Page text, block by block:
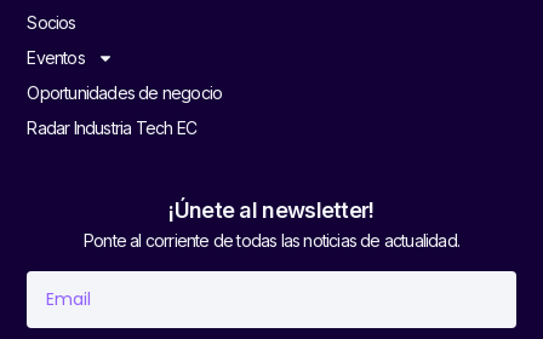
Socios
Eventos
Oportunidades de negocio
Radar Industria Tech EC
¡Únete al newsletter!
Ponte al corriente de todas las noticias de actualidad.